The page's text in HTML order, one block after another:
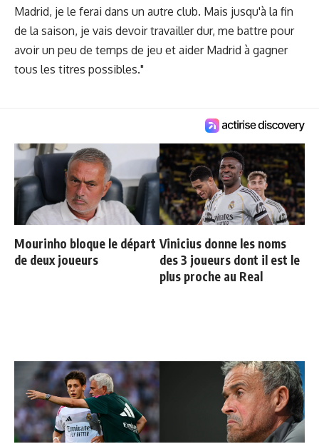
Madrid, je le ferai dans un autre club. Mais jusqu'à la fin
de la saison, je vais devoir travailler dur, me battre pour
avoir un peu de temps de jeu et aider Madrid à gagner
tous les titres possibles."
Mourinho bloque le départ
de deux joueurs
Vinicius donne les noms
des 3 joueurs dont il est le
plus proche au Real